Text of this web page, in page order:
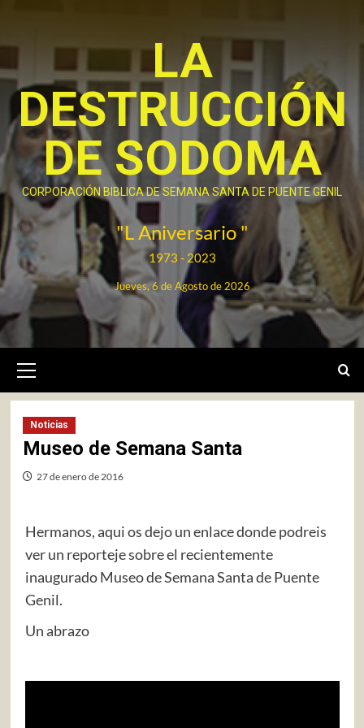
contenido
LA
DESTRUCCIÓN
DE SODOMA
CORPORACIÓN BIBLICA DE SEMANA SANTA DE PUENTE GENIL
"L Aniversario "
1973 - 2023
Jueves, 6 de Agosto de 2026
primario
Noticias
Museo de Semana Santa
27 de enero de 2016
Hermanos, aqui os dejo un enlace donde podreis
ver un reporteje sobre el recientemente
inaugurado Museo de Semana Santa de Puente
Genil.
Un abrazo